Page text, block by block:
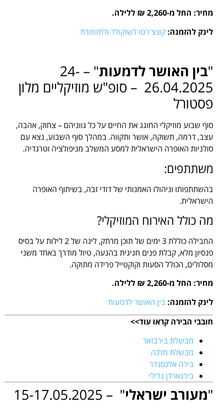
מחיר: החל מ-2,260 ₪ ללילה.
לינק להזמנה: קונצ'רטו לשוקולד ולתזמורת
"בין האושר לדמעות
" – 24-
26.04.2025 – סופ"ש מוזיקליים מלון
פסטורל
סוף שבוע מוזיקלי החוגג את החיים על כל גווניהם – צחוק, אהבה,
עצב, דרמה, תשוקה, אושר ותקווה. במהלך סוף השבוע, נצא עם
סולניות האופרה הישראלית למסע המשלב מניפולציה וטרגדיה.
משתתפים:
בהשתתפותו וניהולו האמנותי של דודי זבה, בשיתוף האופרה
הישראלית.
מה כולל האירוח המוזיקלי?
החבילה כוללת 3 ימים של תוכן מרתק, לינה של 2 לילות על בסיס
פנסיון מלא, קבלת פנים חגיגית בהגעה, טיול מודרך באחד משני
מסלולים, הכולל הסעות וקוקטייל פרידה מתוקה.
מחיר: החל מ-2,260 ₪ ללילה.
לינק להזמנה: בין האושר לדמעות
חובבי הבירה קראו עוד>>
מבשלת בירבזאר
מבשלת מלכה
בירה אלכסנדר
בירגארדן גלילי
"מעורב ישראלי" – 15-17.05.2025